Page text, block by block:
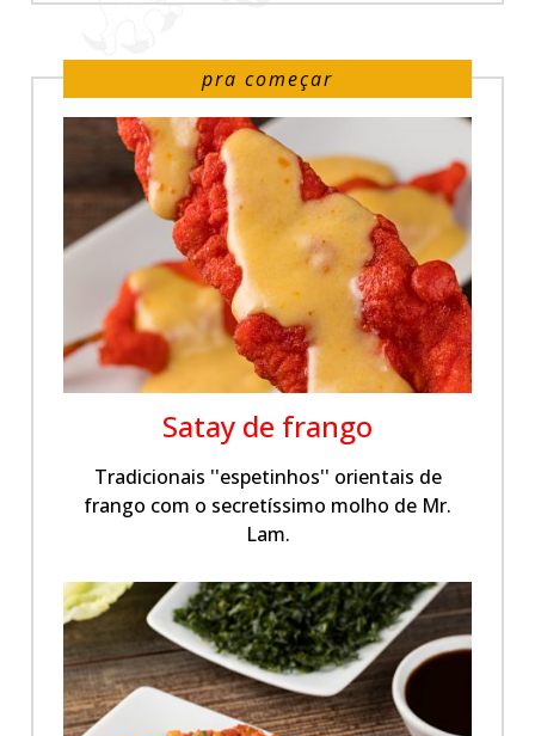
pra começar
Satay de frango
Tradicionais ''espetinhos'' orientais de
frango com o secretíssimo molho de Mr.
Lam.